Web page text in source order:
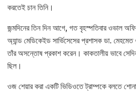
করতেই চান তিনি।
জন্মদিনের তিন দিন আগে, গত বৃহস্পতিবার ওভাল
অ্যান্ড মেডিকেইড সার্ভিসেসের প্রশাসক ডা.
তাঁর অসন্তোষ প্রকাশ করেন। কাকতালীয় ভাবে
ছিল।
ওজ শেয়ার করা একটি ভিডিওতে ট্রাম্পকে বলতে